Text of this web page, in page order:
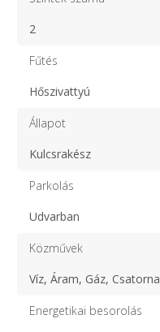
2
Fűtés
Hőszivattyú
Állapot
Kulcsrakész
Parkolás
Udvarban
Közművek
Víz, Áram, Gáz, Csatorna
Energetikai besorolás